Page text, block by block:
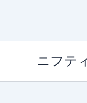
ニフテ